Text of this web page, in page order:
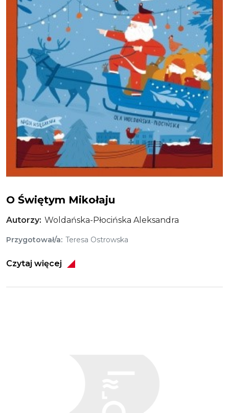
O Świętym Mikołaju
Autorzy Woldańska-Płocińska Aleksandra
Przygotował/a Teresa Ostrowska
Czytaj więcej